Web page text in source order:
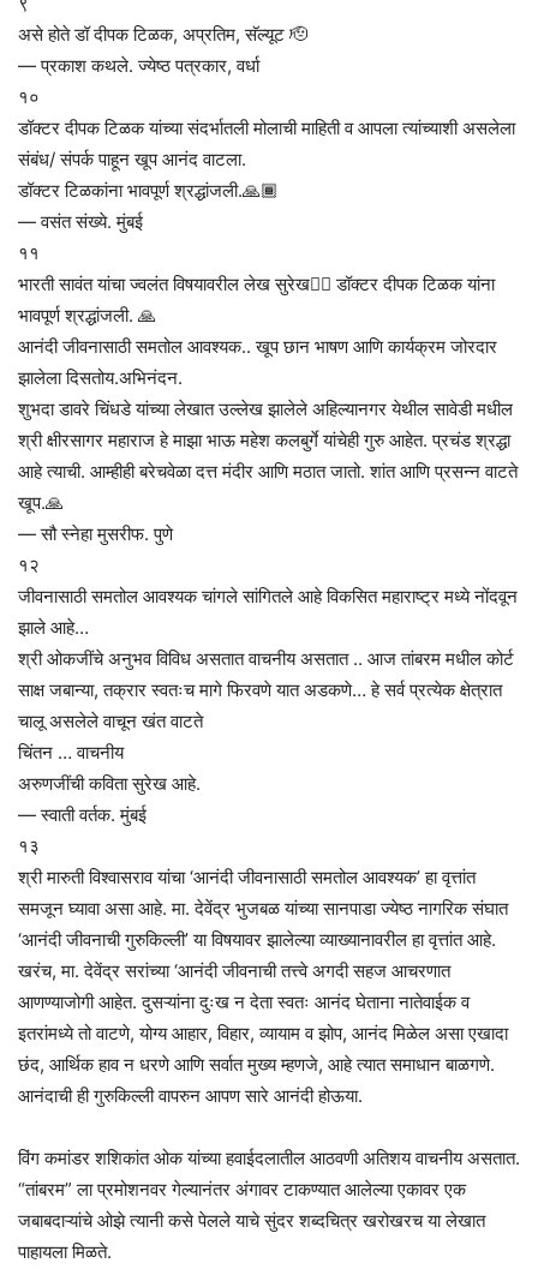
असे होते डॉ दीपक टिळक, अप्रतिम, सॅल्यूट 🫡
— प्रकाश कथले. ज्येष्ठ पत्रकार, वर्धा
१०
डॉक्टर दीपक टिळक यांच्या संदर्भातली मोलाची माहिती व आपला त्यांच्याशी असलेला
संबंध/ संपर्क पाहून खूप आनंद वाटला.
डॉक्टर टिळकांना भावपूर्ण श्रद्धांजली.🙏🏾
— वसंत संख्ये. मुंबई
११
भारती सावंत यांचा ज्वलंत विषयावरील लेख सुरेख👌🏻 डॉक्टर दीपक टिळक यांना
भावपूर्ण श्रद्धांजली. 🙏
आनंदी जीवनासाठी समतोल आवश्यक.. खूप छान भाषण आणि कार्यक्रम जोरदार
झालेला दिसतोय.अभिनंदन.
शुभदा डावरे चिंधडे यांच्या लेखात उल्लेख झालेले अहिल्यानगर येथील सावेडी मधील
श्री क्षीरसागर महाराज हे माझा भाऊ महेश कलबुर्गे यांचेही गुरु आहेत. प्रचंड श्रद्धा
आहे त्याची. आम्हीही बरेचवेळा दत्त मंदीर आणि मठात जातो. शांत आणि प्रसन्न वाटते
खूप.🙏
— सौ स्नेहा मुसरीफ. पुणे
१२
जीवनासाठी समतोल आवश्यक चांगले सांगितले आहे विकसित महाराष्ट्र मध्ये नोंदवून
झाले आहे…
श्री ओकजींचे अनुभव विविध असतात वाचनीय असतात .. आज तांबरम मधील कोर्ट
साक्ष जबान्या, तक्रार स्वतःच मागे फिरवणे यात अडकणे… हे सर्व प्रत्येक क्षेत्रात
चालू असलेले वाचून खंत वाटते
चिंतन … वाचनीय
अरुणजींची कविता सुरेख आहे.
— स्वाती वर्तक. मुंबई
१३
श्री मारुती विश्वासराव यांचा ‘आनंदी जीवनासाठी समतोल आवश्यक’ हा वृत्तांत
समजून घ्यावा असा आहे. मा. देवेंद्र भुजबळ यांच्या सानपाडा ज्येष्ठ नागरिक संघात
‘आनंदी जीवनाची गुरुकिल्ली’ या विषयावर झालेल्या व्याख्यानावरील हा वृत्तांत आहे.
खरंच, मा. देवेंद्र सरांच्या ‘आनंदी जीवनाची तत्त्वे अगदी सहज आचरणात
आणण्याजोगी आहेत. दुसऱ्यांना दुःख न देता स्वतः आनंद घेताना नातेवाईक व
इतरांमध्ये तो वाटणे, योग्य आहार, विहार, व्यायाम व झोप, आनंद मिळेल असा एखादा
छंद, आर्थिक हाव न धरणे आणि सर्वात मुख्य म्हणजे, आहे त्यात समाधान बाळगणे.
आनंदाची ही गुरुकिल्ली वापरुन आपण सारे आनंदी होऊया.
विंग कमांडर शशिकांत ओक यांच्या हवाईदलातील आठवणी अतिशय वाचनीय असतात.
“तांबरम” ला प्रमोशनवर गेल्यानंतर अंगावर टाकण्यात आलेल्या एकावर एक
जबाबदाऱ्यांचे ओझे त्यानी कसे पेलले याचे सुंदर शब्दचित्र खरोखरच या लेखात
पाहायला मिळते.